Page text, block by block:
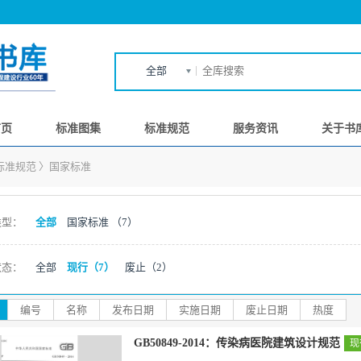
全部
标准图集 标准规范 服务资讯 关于书
准规范 〉 国家标准
： 全部 国家标准 （7）
： 全部 现行 （7） 废止 （2）
编号 名称 发布日期 实施日期 废止日期 热度
GB50849-2014：传染病医院建筑设计规范